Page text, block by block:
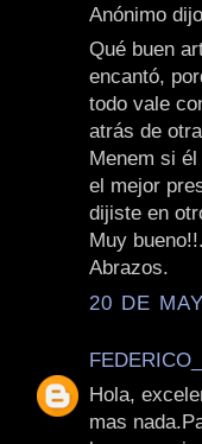
Anónimo
Qué buen
encantó,
todo vale
atrás de
Menem si
el mejor
dijiste en
Muy bueno!!.
Abrazos.
20 DE
Hola,
mas